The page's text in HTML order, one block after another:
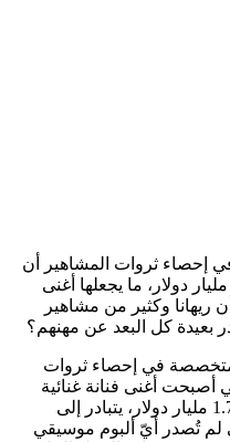
ثروات المشاهير أن
ثروة الفنانة ريهانا باتت تقدر بنحو 1.7 مليار دولار، ما يجعلها أغنى
ريهانا وكثير من مشاهير
بعيدة كل البعد عن مهنهم؟
في إحصاء ثروات
أصبحت أغنى فنانة غنائية
على مستوى العالم بثروة تقدر بنحو 1.7 مليار دولار، يتبادر إلى
لم تُصدر أيّ ألبوم موسيقي